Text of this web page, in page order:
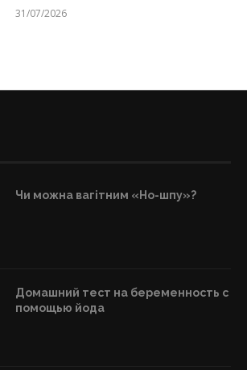
31/07/2026
Чи можна вагітним «Но-шпу»?
Домашний тест на беременность с
помощью йода